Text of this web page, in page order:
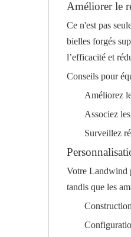
Améliorer le
Ce n'est pas
bielles forgés
l’efficacité et
Conseils pour
Améliorez
Associez
Surveillez
Votre Landwind
tandis que les